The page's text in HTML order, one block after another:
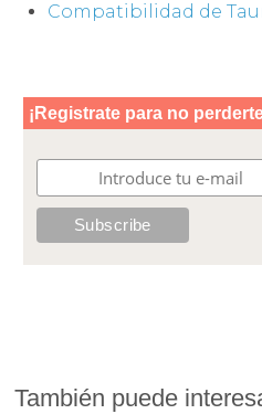
Compatibilidad de
También puede